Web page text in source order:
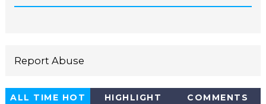
Report Abuse
ALL TIME HOT
HIGHLIGHT COMMENTS